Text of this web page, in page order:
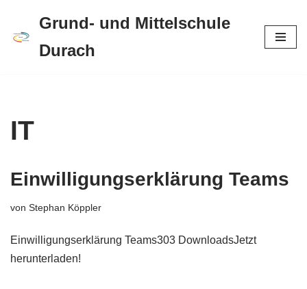
Zum
Grund- und Mittelschule
Durach
IT
Einwilligungserklärung Teams
von Stephan Köppler
Einwilligungserklärung Teams303 DownloadsJetzt
herunterladen!